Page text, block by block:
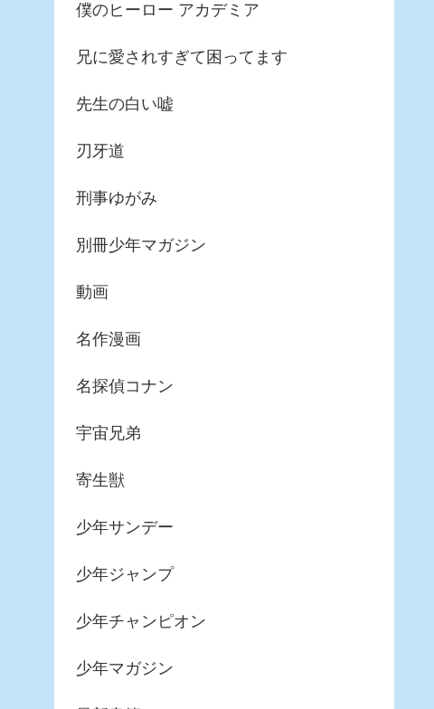
僕のヒーロー アカデミア
兄に愛されすぎて困ってます
先生の白い嘘
刃牙道
刑事ゆがみ
別冊少年マガジン
動画
名作漫画
名探偵コナン
宇宙兄弟
寄生獣
少年サンデー
少年ジャンプ
少年チャンピオン
少年マガジン